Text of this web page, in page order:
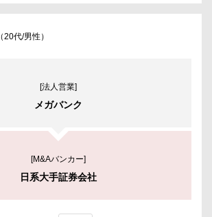
（20代/男性）
[法人営業]
メガバンク
[M&Aバンカー]
日系大手証券会社